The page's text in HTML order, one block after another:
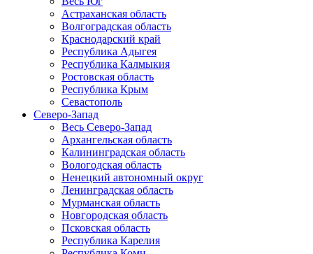
Астраханская область
Волгоградская область
Краснодарский край
Республика Адыгея
Республика Калмыкия
Ростовская область
Республика Крым
Севастополь
Северо-Запад
Весь Северо-Запад
Архангельская область
Калининградская область
Вологодская область
Ненецкий автономный округ
Ленинградская область
Мурманская область
Новгородская область
Псковская область
Республика Карелия